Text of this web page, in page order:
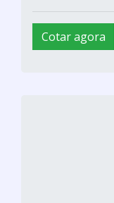
Cotar agora